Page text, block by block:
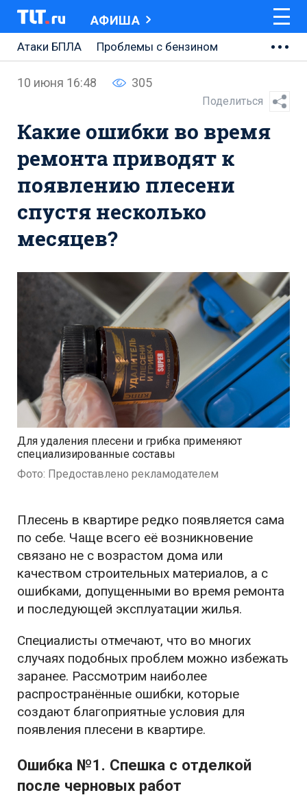
АФИША
Атаки БПЛА
Проблемы с бензином
Ремонт Обводного шоссе
Набережная Тольятти
Неделя Тольятти
10 июня 16:48 305
Поделиться
Какие ошибки во время
ремонта приводят к
появлению плесени
спустя несколько
месяцев?
Для удаления плесени и грибка применяют
специализированные составы
Фото: Предоставлено рекламодателем
Плесень в квартире редко появляется сама
по себе. Чаще всего её возникновение
связано не с возрастом дома или
качеством строительных материалов, а с
ошибками, допущенными во время ремонта
и последующей эксплуатации жилья.
Специалисты отмечают, что во многих
случаях подобных проблем можно избежать
заранее. Рассмотрим наиболее
распространённые ошибки, которые
создают благоприятные условия для
появления плесени в квартире.
Ошибка №1. Спешка с отделкой
после черновых работ